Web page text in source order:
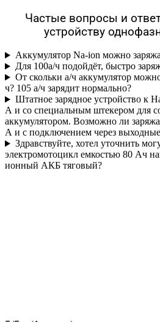
Частые вопросы и
устройству
Аккумулятор Na-ion можно
Для 100а/ч подойдёт, быстро
От скольки а/ч аккумулятор
ч? 105 а/ч зарядит нормально?
Штатное зарядное устройство к
А и со специальным штекером для
аккумулятором. Возможно ли
А и с подключением через
Здравствуйте, хотел уточнить
электромотоцикл емкостью 80 Ач
ионный АКБ тяговый?